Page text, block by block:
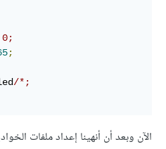
0;
;
/*;
الآن وبعد أن أنهينا إعداد ملفات